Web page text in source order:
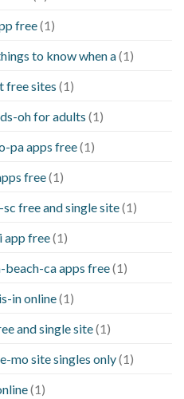
free(1)
to know when a(1)
free sites (1)
oh for adults (1)
pa apps free(1)
free(1)
free and single site(1)
app free(1)
ca apps free(1)
in online(1)
and single site(1)
mo site singles only(1)
(1)